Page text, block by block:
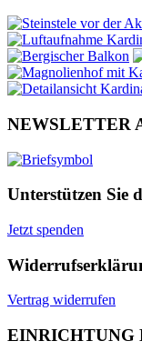
NEWSLETTER
Unterstützen Sie
Jetzt spenden
Vertrag widerrufen
EINRICHTUNG